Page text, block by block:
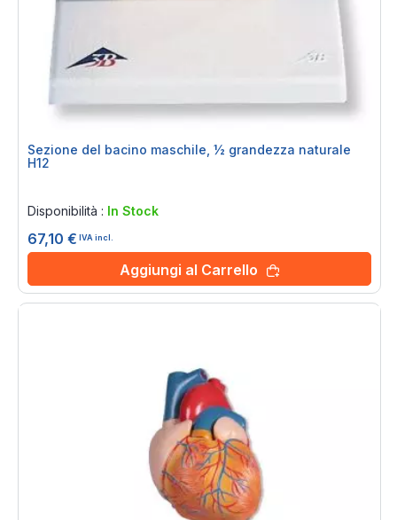
Sezione del bacino maschile, ½ grandezza naturale
H12
Disponibilità : In Stock
67,10 € IVA incl.
Aggiungi al Carrello